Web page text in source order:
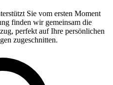
Sie vom ersten Moment
finden wir gemeinsam die
perfekt auf Ihre persönlichen
zugeschnitten.